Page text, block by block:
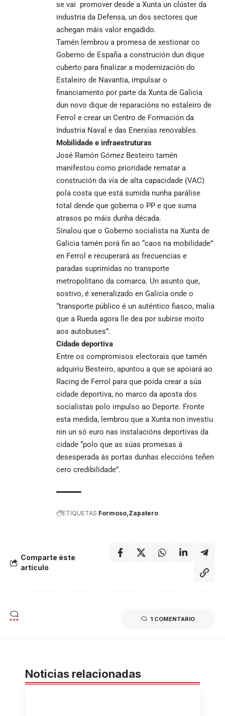
se vai promover desde a Xunta un clúster da
industria da Defensa, un dos sectores que
achegan máis valor engadido.
Tamén lembrou a promesa de xestionar co
Goberno de España a construción dun dique
cuberto para finalizar a modernización do
Estaleiro de Navantia, impulsar o
financiamento por parte da Xunta de Galicia
dun novo dique de reparacións no estaleiro de
Ferrol e crear un Centro de Formación da
Industria Naval e das Enerxías renovables.
Mobilidade e infraestruturas
José Ramón Gómez Besteiro tamén
manifestou como prioridade rematar a
construción da vía de alta capacidade (VAC)
pola costa que está sumida nunha parálise
total dende que goberna o PP e que suma
atrasos po máis dunha década.
Sinalou que o Goberno socialista na Xunta de
Galicia tamén porá fin ao “caos na mobilidade”
en Ferrol e recuperará as frecuencias e
paradas suprimidas no transporte
metropolitano da comarca. Un asunto que,
sostivo, é xeneralizado en Galicia onde o
“transporte público é un auténtico fiasco, malia
que a Rueda agora lle dea por subirse moito
aos autobuses”.
Cidade deportiva
Entre os compromisos electorais que tamén
adquiriu Besteiro, apuntou a que se apoiará ao
Racing de Ferrol para que poida crear a súa
cidade deportiva, no marco da aposta dos
socialistas polo impulso ao Deporte. Fronte
esta medida, lembrou que a Xunta non investiu
nin un só euro nas instalacións deportivas da
cidade “polo que as súas promesas á
desesperada ás portas dunhas eleccións teñen
cero credibilidade”.
ETIQUETAS Formoso Zapatero
Comparte éste
artículo
1 COMENTARIO
Noticias relacionadas